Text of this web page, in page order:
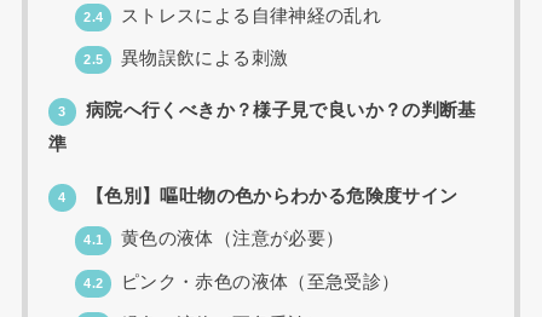
2.4 ストレスによる自律神経の乱れ
2.5 異物誤飲による刺激
3
病院へ行くべきか？様子見で良いか？の判断基
準
4 【色別】嘔吐物の色からわかる危険度サイン
4.1 黄色の液体（注意が必要）
4.2 ピンク・赤色の液体（至急受診）